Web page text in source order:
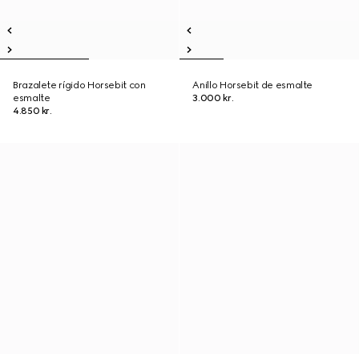
Brazalete rígido Horsebit con
esmalte
4.850 kr.
Anillo Horsebit de esmalte
3.000 kr.